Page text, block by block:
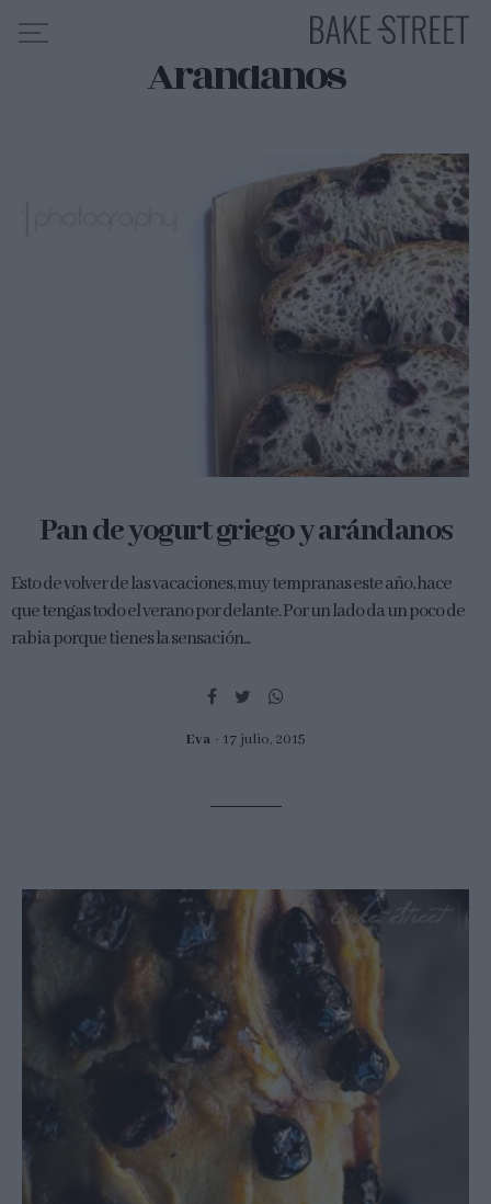
INDICE DE RECETAS
COLABORO CON
MIS CURSOS
CONTACTO
Arándanos
Pan de yogurt griego y arándanos
Esto de volver de las vacaciones, muy tempranas este año, hace
que tengas todo el verano por delante. Por un lado da un poco de
rabia porque tienes la sensación...
Eva 17 julio, 2015